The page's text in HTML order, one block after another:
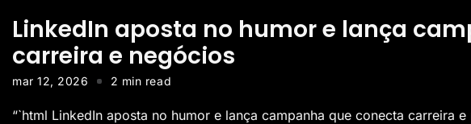
LinkedIn aposta no humor e lança
carreira e negócios
mar 12, 2026 2 min read
“`html LinkedIn aposta no humor e lança campanha que conecta carreira